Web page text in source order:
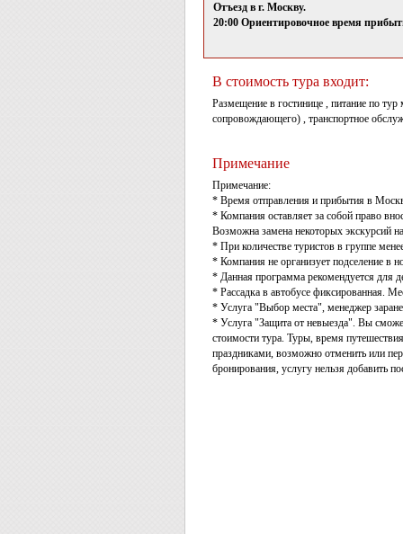
Отъезд в г. Москву.
20:00 Ориентировочное время
В стоимость тура входит:
Размещение в гостинице , питание по
сопровождающего) , транспортное
Примечание
Примечание:
* Время отправления и прибытия в
* Компания оставляет за собой право
Возможна замена некоторых экскурсий
* При количестве туристов в группе
* Компания не организует подселение в
* Данная программа рекомендуется для
* Рассадка в автобусе фиксированная.
* Услуга "Выбор места", менеджер
* Услуга "Защита от невыезда". Вы
стоимости тура. Туры, время
праздниками, возможно отменить или
бронирования, услугу нельзя добавить